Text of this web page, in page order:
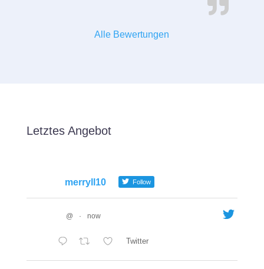
Alle Bewertungen
Letztes Angebot
merryll10 Follow
@ · now
Twitter